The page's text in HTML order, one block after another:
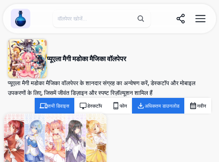
Wallpaper Alchemy
प्यूएला मैगी मडोका मैजिका वॉलपेपर
प्यूएला मैगी मडोका मैजिका वॉलपेपर के शानदार संग्रह का अन्वेषण करें, डेस्कटॉप और मोबाइल
उपकरणों के लिए, जिसमें जीवंत डिज़ाइन और स्पष्ट रिज़ॉल्यूशन शामिल हैं
सभी डिवाइस डेस्कटॉप फोन अधिकतम डाउनलोड नवीन